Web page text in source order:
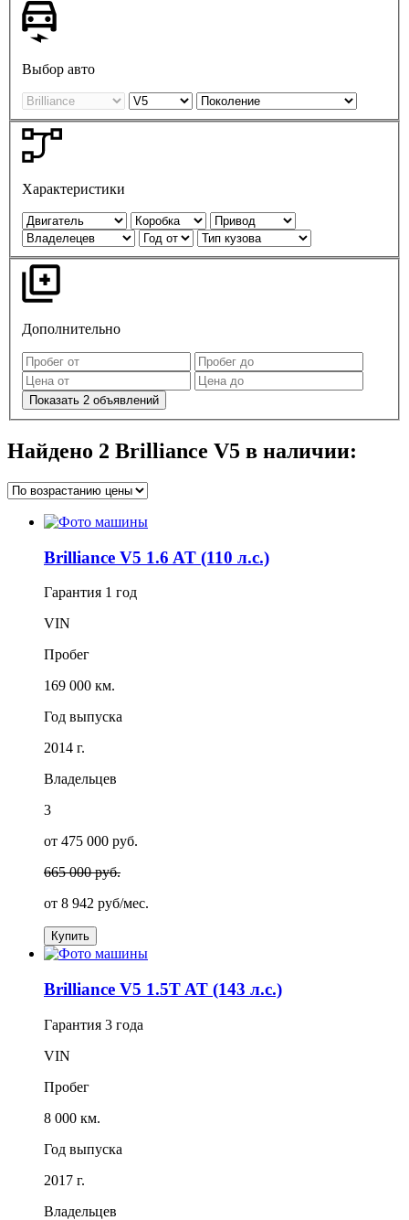
Выбор авто
Характеристики
Дополнительно
Показать 2 объявлений
Найдено 2 Brilliance V5 в наличии:
Brilliance V5 1.6 AT (110 л.с.)
Гарантия 1 год
VIN
Пробег
169 000 км.
Год выпуска
2014 г.
Владельцев
3
от 475 000 руб.
665 000 руб.
от 8 942 руб/мес.
Купить
Brilliance V5 1.5T AT (143 л.с.)
Гарантия 3 года
VIN
Пробег
8 000 км.
Год выпуска
2017 г.
Владельцев